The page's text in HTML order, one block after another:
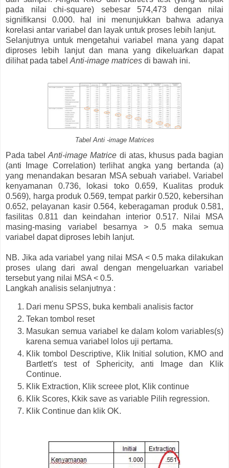
pada nilai chi-square) sebesar 574,473 dengan nilai
signifikansi 0.000. hal ini menunjukkan bahwa adanya
korelasi antar variabel dan layak untuk proses lebih lanjut.
Selanjutnya untuk mengetahui variabel mana yang dapat
diproses lebih lanjut dan mana yang dikeluarkan dapat
dilihat pada tabel Anti-image matrices di bawah ini.
Tabel Anti -image Matrices
Pada tabelAnti-image Matrice di atas, khusus pada bagian
(anti Image Correlation) terlihat angka yang bertanda (a)
yang menandakan besaran MSA sebuah variabel. Variabel
kenyamanan 0.736, lokasi toko 0.659, Kualitas produk
0.569), harga produk 0.569, tempat parkir 0.520, kebersihan
0.652, pelayanan kasir 0.564, keberagaman produk 0.581,
fasilitas 0.811 dan keindahan interior 0.517. Nilai MSA
masing-masing variabel besarnya > 0.5 maka semua
variabel dapat diproses lebih lanjut.
NB. Jika ada variabel yang nilai MSA < 0.5 maka dilakukan
proses ulang dari awal dengan mengeluarkan variabel
tersebut yang nilai MSA < 0.5.
Langkah analisis selanjutnya :
Dari menu SPSS, buka kembali analisis factor
Tekan tombol reset
Masukan semua variabel ke dalam kolom variables(s)
karena semua variabel lolos uji pertama.
Klik tombol Descriptive, Klik Initial solution, KMO and
Bartlett's test of Sphericity, anti Image dan Klik
Continue.
Klik Extraction, Klik screee plot, Klik continue
Klik Scores, Kkik save as variable Pilih regression.
Klik Continue dan klik OK.